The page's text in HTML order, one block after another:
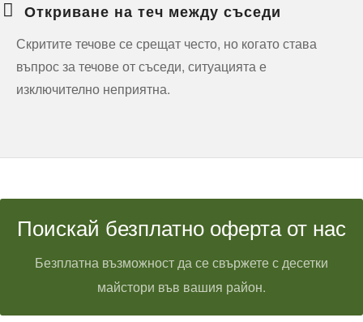
Откриване на теч между съседи
Скритите течове се срещат често, но когато става
въпрос за течове от съседи, ситуацията е
изключително неприятна.
Поискай безплатно оферта от нас
Безплатна възможност да се свържете с десетки
майстори във вашия район.